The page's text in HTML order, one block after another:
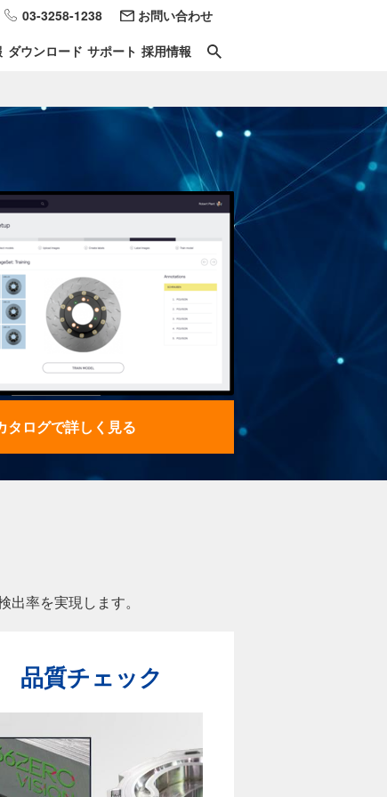
03-3258-1238
お問い合わせ
ダウンロード サポート 採用情報
タログで詳しく見る
出率を実現します。
品質チェック